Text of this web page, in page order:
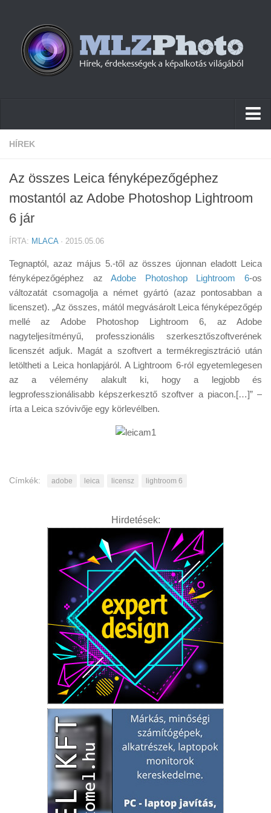
Hírek
Cikkek
Tanácsok
Érdekességek
Helyszíni Riport
E-BB
HÍREK
Az összes Leica fényképezőgéphez
mostantól az Adobe Photoshop Lightroom
6 jár
ÍRTA: MLACA· 2015.05.06
Tegnaptól, azaz május 5.-től az összes újonnan eladott Leica
fényképezőgéphez azAdobe Photoshop Lightroom 6-os
változatát csomagolja a német gyártó (azaz pontosabban a
licenszet). „Az összes, mától megvásárolt Leica fényképezőgép
mellé az Adobe Photoshop Lightroom 6, az Adobe
nagyteljesítményű, professzionális szerkesztőszoftverének
licenszét adjuk. Magát a szoftvert a termékregisztráció után
letöltheti a Leica honlapjáról. A Lightroom 6-ról egyetemlegesen
az a vélemény alakult ki, hogy a legjobb és
legprofesszionálisabb képszerkesztő szoftver a piacon.[…]” –
írta a Leica szóvivője egy körlevélben.
Címkék: adobe leica licensz lightroom 6
Hirdetések: